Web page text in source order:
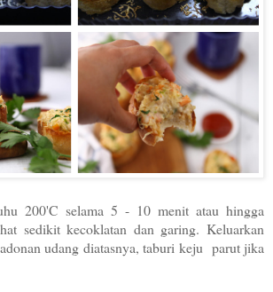
200'C selama 5 - 10 menit atau hingga
sedikit kecoklatan dan garing. Keluarkan
udang diatasnya, taburi keju parut jika